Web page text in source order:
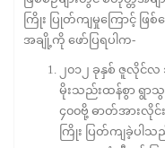
ကြိုး ပြုတ်ကျမှုကြောင့် ဖ
အချို့ကို ဖော်ပြရပါက-
၂၀၁၂ ခုနှစ် ဇူလိုင်လ
မိုးသည်းထန်စွာ ရွာသွ
၄၀၀ဗို့ ဓာတ်အားလိုင်
ကြိုး ပြတ်ကျခဲ့ပါ